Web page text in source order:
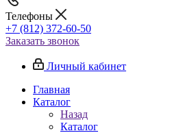
Телефоны
+7 (812) 372-60-50
Заказать звонок
Личный кабинет
Главная
Каталог
Назад
Каталог